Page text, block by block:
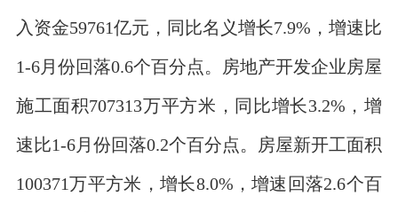
入资金59761亿元，同比名义增长7.9%，增速比
1-6月份回落0.6个百分点。房地产开发企业房屋
施工面积707313万平方米，同比增长3.2%，增
速比1-6月份回落0.2个百分点。房屋新开工面积
100371万平方米，增长8.0%，增速回落2.6个百